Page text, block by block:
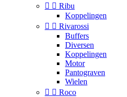
  Ribu
Koppelingen
  Rivarossi
Buffers
Diversen
Koppelingen
Motor
Pantograven
Wielen
  Roco